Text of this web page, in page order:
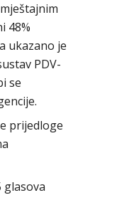
48%
ukazano je
PDV-
se
prijedloge